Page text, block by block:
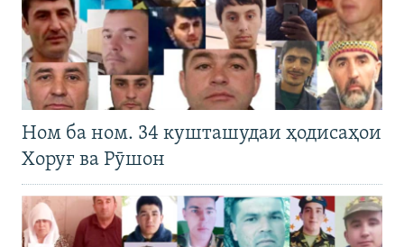
Ном ба ном. 34 кушташудаи ҳодисаҳои
Хоруғ ва Рӯшон